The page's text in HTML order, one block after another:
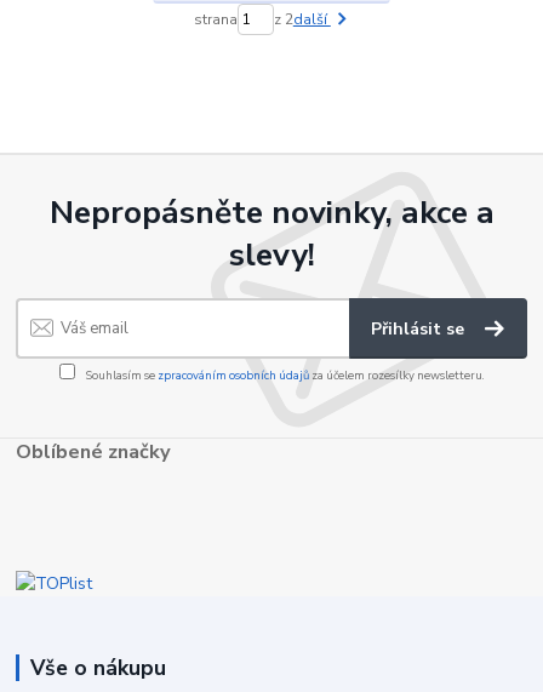
strana z 2další
Nepropásněte novinky, akce a
slevy!
Přihlásit se
Souhlasím se zpracováním osobních údajůza účelem rozesílky newsletteru.
Oblíbené značky
Vše o nákupu